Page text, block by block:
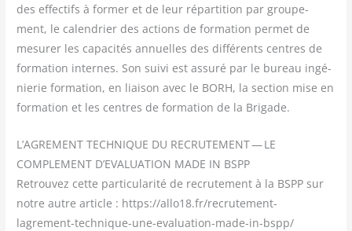
des effec­tifs à for­mer et de leur répar­ti­tion par grou­pe­
ment, le calen­drier des actions de for­ma­tion per­met de
mesu­rer les capa­ci­tés annuelles des dif­fé­rents centres de
for­ma­tion internes. Son sui­vi est assu­ré par le bureau ingé­
nie­rie for­ma­tion, en liai­son avec le BORH, la sec­tion mise en
for­ma­tion et les centres de for­ma­tion de la Brigade.
L’AGREMENT TECHNIQUE DU RECRUTEMENT — LE
COMPLEMENT D’EVALUATION MADE IN BSPP
Retrou­vez cette par­ti­cu­la­ri­té de recru­te­ment à la BSPP sur
notre autre article : https://allo18.fr/recrutement-
lagrement-technique-une-evaluation-made-in-bspp/